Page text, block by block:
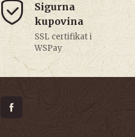
Sigurna
kupovina
SSL certifikat i
WSPay